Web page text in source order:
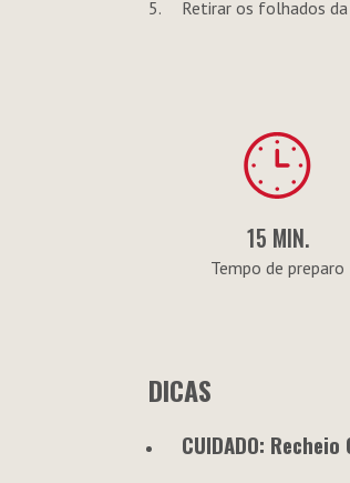
Retirar os folhados
15 MIN.
Tempo de preparo
DICAS
CUIDADO: